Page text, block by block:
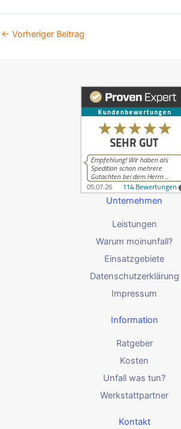
← Vorheriger Beitrag
Unternehmen
Leistungen
Warum moinunfall?
Einsatzgebiete
Datenschutzerklärung
Impressum
Information
Ratgeber
Kosten
Unfall was tun?
Werkstattpartner
Kontakt